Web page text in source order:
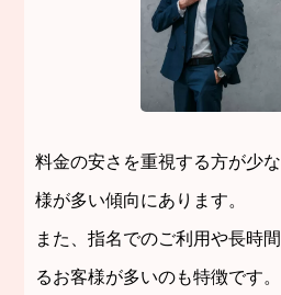
料金の安さを重視する方が少
様が多い傾向にあります。
また、指名でのご利用や長時
るお客様が多いのも特徴です。